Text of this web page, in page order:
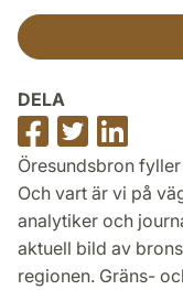
DELA
Dela
på
Facebook
Dela
på
Twitter
på
Öresundsbron
Och vart är vi på
analytiker och
aktuell bild av
regionen. Gräns-